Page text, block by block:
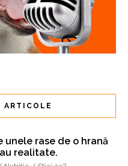
ARTICOLE
unele rase de o hrană
realitate.